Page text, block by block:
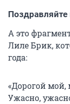
А это
Лиле Брик,
года:
«Дорогой
Ужасно,